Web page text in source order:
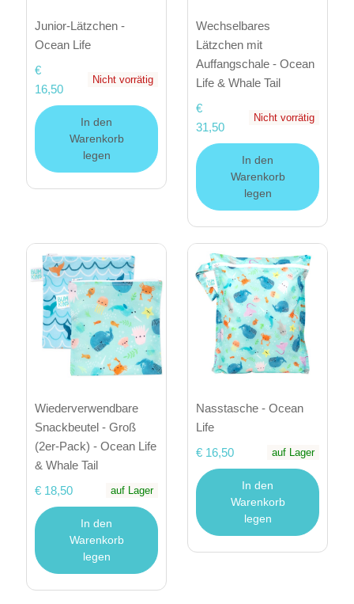
Junior-Lätzchen -
Ocean Life
€
16,50
Nicht vorrätig
In den
Warenkorb
legen
Wechselbares
Lätzchen mit
Auffangschale - Ocean
Life & Whale Tail
€
31,50
Nicht vorrätig
In den
Warenkorb
legen
Wiederverwendbare
Snackbeutel - Groß
(2er-Pack) - Ocean Life
& Whale Tail
€ 18,50
auf Lager
In den
Warenkorb
legen
Nasstasche - Ocean
Life
€ 16,50
auf Lager
In den
Warenkorb
legen